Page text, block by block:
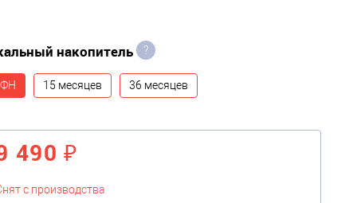
накопитель ?
15 месяцев 36 месяцев
490 ₽
с производства